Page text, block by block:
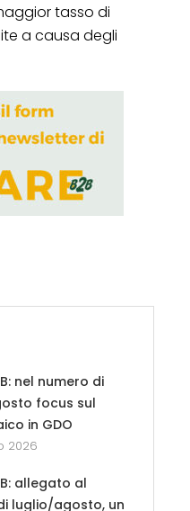
tasso di
a causa degli
nel numero di
focus sul
in GDO
2026
allegato al
luglio/agosto, un